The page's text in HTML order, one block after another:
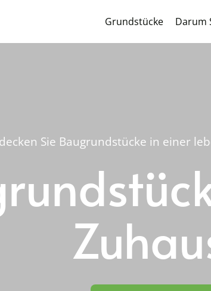
Grundstücke Darum
Sie Baugrundstücke in einer